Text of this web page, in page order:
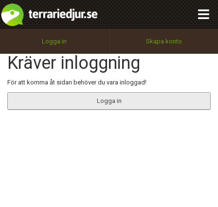
Logga in Skapa konto
Kräver inloggning
För att komma åt sidan behöver du vara inloggad!
Logga in
Utför
100%
OK
integritetspolicy
Namn:
Epost:
Begär nytt lösenord
Tillbaka till förstasidan